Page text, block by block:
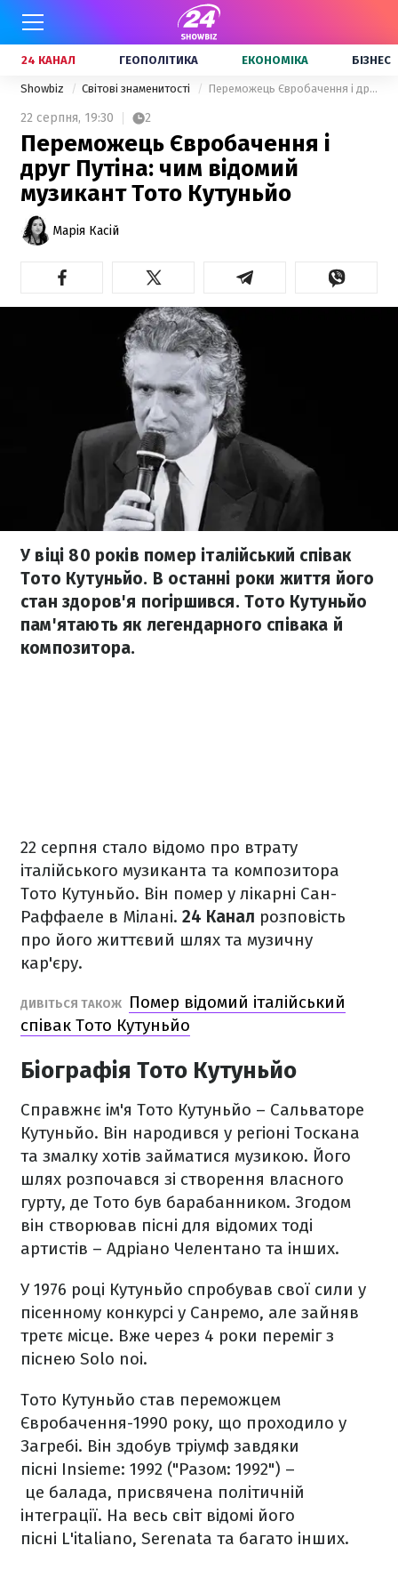
24 КАНАЛ ГЕОПОЛІТИКА ЕКОНОМІКА БІЗНЕС
Showbiz Світові знаменитості Переможець Євробачення і друг Путіна: чим відомий музикант Тото Кутуньйо
22 серпня, 19:30 2
Переможець Євробачення і
друг Путіна: чим відомий
музикант Тото Кутуньйо
Марія Касій
У віці 80 років помер італійський співак
Тото Кутуньйо. В останні роки життя його
стан здоров'я погіршився. Тото Кутуньйо
пам'ятають як легендарного співака й
композитора.
22 серпня стало відомо про втрату
італійського музиканта та композитора
Тото Кутуньйо. Він помер у лікарні Сан-
Раффаеле в Мілані. 24 Канал розповість
про його життєвий шлях та музичну
кар'єру.
ДИВІТЬСЯ ТАКОЖ
Помер відомий італійський
співак Тото Кутуньйо
Біографія Тото Кутуньйо
Справжнє ім'я Тото Кутуньйо – Сальваторе
Кутуньйо. Він народився у регіоні Тоскана
та змалку хотів займатися музикою. Його
шлях розпочався зі створення власного
гурту, де Тото був барабанником. Згодом
він створював пісні для відомих тоді
артистів – Адріано Челентано та інших.
У 1976 році Кутуньйо спробував свої сили у
пісенному конкурсі у Санремо, але зайняв
третє місце. Вже через 4 роки переміг з
піснею Solo noi.
Тото Кутуньйо став переможцем
Євробачення-1990 року, що проходило у
Загребі. Він здобув тріумф завдяки
пісні Insieme: 1992 ("Разом: 1992") –
це балада, присвячена політичній
інтеграції. На весь світ відомі його
пісні L'italianо, Serenata та багато інших.